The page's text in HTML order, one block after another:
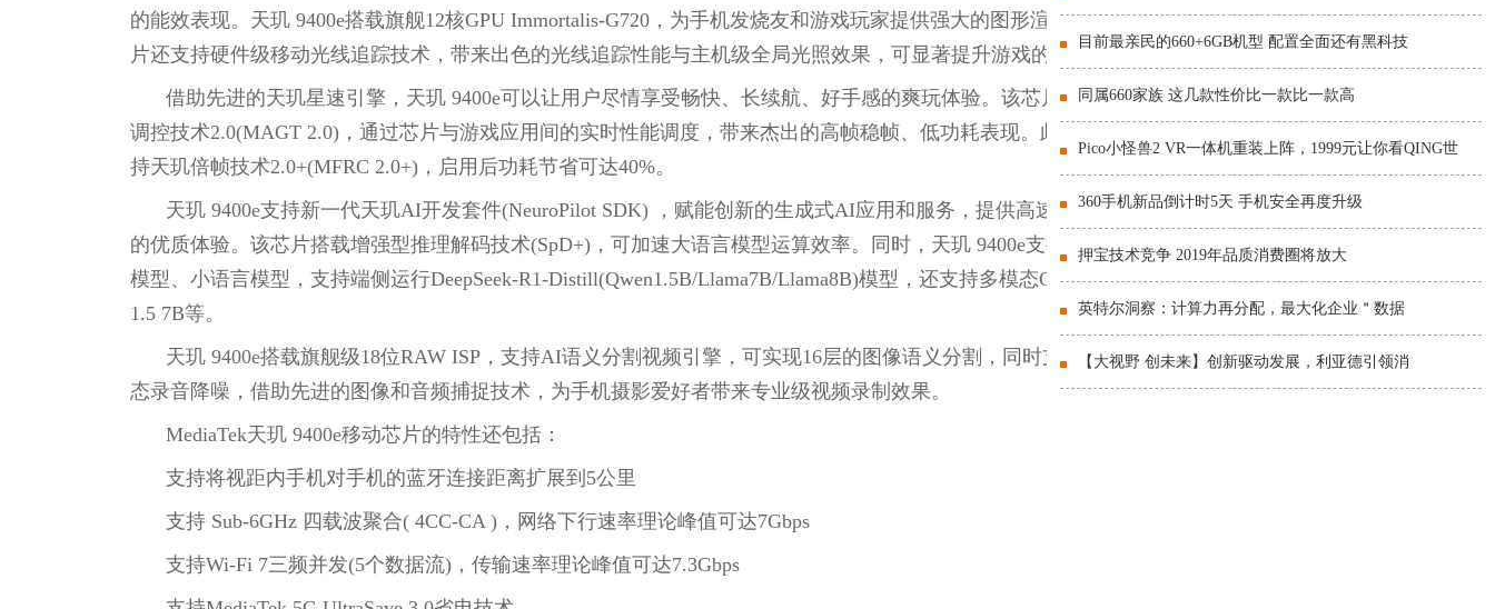
的能效表现。天玑 9400e搭载旗舰12核GPU Immortalis-G720，为手机发烧友和游戏玩家提供强大的图形渲染性能。此外，该芯
片还支持硬件级移动光线追踪技术，带来出色的光线追踪性能与主机级全局光照效果，可显著提升游戏的沉浸代入感。
借助先进的天玑星速引擎，天玑 9400e可以让用户尽情享受畅快、长续航、好手感的爽玩体验。该芯片支持星速引擎自适应
调控技术2.0(MAGT 2.0)，通过芯片与游戏应用间的实时性能调度，带来杰出的高帧稳帧、低功耗表现。此外，天玑9400e还支
持天玑倍帧技术2.0+(MFRC 2.0+)，启用后功耗节省可达40%。
天玑 9400e支持新一代天玑AI开发套件(NeuroPilot SDK) ，赋能创新的生成式AI应用和服务，提供高速响应、个性化和安全
的优质体验。该芯片搭载增强型推理解码技术(SpD+)，可加速大语言模型运算效率。同时，天玑 9400e支持全球主流的大语言
模型、小语言模型，支持端侧运行DeepSeek-R1-Distill(Qwen1.5B/Llama7B/Llama8B)模型，还支持多模态Gemini Nano、LLaVA-
1.5 7B等。
天玑 9400e搭载旗舰级18位RAW ISP，支持AI语义分割视频引擎，可实现16层的图像语义分割，同时支持 3 个麦克风高动
态录音降噪，借助先进的图像和音频捕捉技术，为手机摄影爱好者带来专业级视频录制效果。
MediaTek天玑 9400e移动芯片的特性还包括：
支持将视距内手机对手机的蓝牙连接距离扩展到5公里
支持 Sub-6GHz 四载波聚合( 4CC-CA )，网络下行速率理论峰值可达7Gbps
支持Wi-Fi 7三频并发(5个数据流)，传输速率理论峰值可达7.3Gbps
目前最亲民的660+6GB机型 配置全面还有黑科技
同属660家族 这几款性价比一款比一款高
Pico小怪兽2 VR一体机重装上阵，1999元让你看QING世
360手机新品倒计时5天 手机安全再度升级
押宝技术竞争 2019年品质消费圈将放大
英特尔洞察：计算力再分配，最大化企业＂数据
【大视野 创未来】创新驱动发展，利亚德引领消